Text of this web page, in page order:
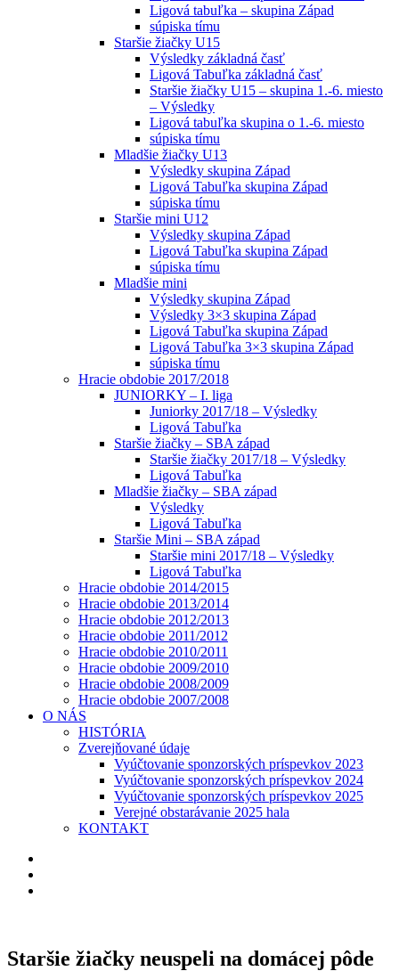
Ligová tabuľka – skupina Západ
súpiska tímu
Staršie žiačky U15
Výsledky základná časť
Ligová Tabuľka základná časť
Staršie žiačky U15 – skupina 1.-6. miesto
– Výsledky
Ligová tabuľka skupina o 1.-6. miesto
súpiska tímu
Mladšie žiačky U13
Výsledky skupina Západ
Ligová Tabuľka skupina Západ
súpiska tímu
Staršie mini U12
Výsledky skupina Západ
Ligová Tabuľka skupina Západ
súpiska tímu
Mladšie mini
Výsledky skupina Západ
Výsledky 3×3 skupina Západ
Ligová Tabuľka skupina Západ
Ligová Tabuľka 3×3 skupina Západ
súpiska tímu
Hracie obdobie 2017/2018
JUNIORKY – I. liga
Juniorky 2017/18 – Výsledky
Ligová Tabuľka
Staršie žiačky – SBA západ
Staršie žiačky 2017/18 – Výsledky
Ligová Tabuľka
Mladšie žiačky – SBA západ
Výsledky
Ligová Tabuľka
Staršie Mini – SBA západ
Staršie mini 2017/18 – Výsledky
Ligová Tabuľka
Hracie obdobie 2014/2015
Hracie obdobie 2013/2014
Hracie obdobie 2012/2013
Hracie obdobie 2011/2012
Hracie obdobie 2010/2011
Hracie obdobie 2009/2010
Hracie obdobie 2008/2009
Hracie obdobie 2007/2008
O NÁS
HISTÓRIA
Zverejňované údaje
Vyúčtovanie sponzorských príspevkov 2023
Vyúčtovanie sponzorských príspevkov 2024
Vyúčtovanie sponzorských príspevkov 2025
Verejné obstarávanie 2025 hala
KONTAKT
Staršie žiačky neuspeli na domácej pôde